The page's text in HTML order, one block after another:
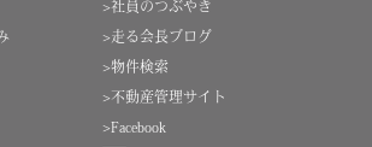
>社員のつぶやき
>走る会長ブログ
>物件検索
>不動産管理サイト
>Facebook